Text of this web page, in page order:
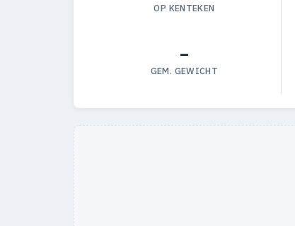
OP KENTEKEN
—
GEM. GEWICHT